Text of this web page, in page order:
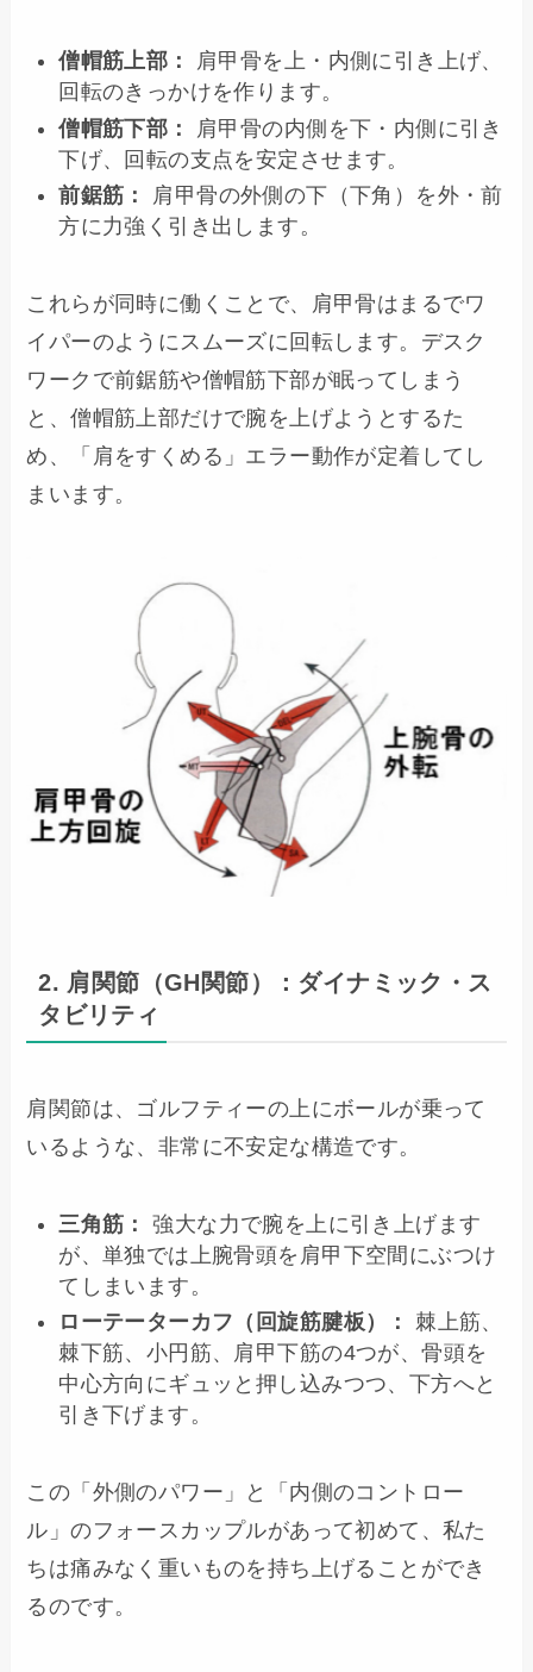
僧帽筋上部：
肩甲骨を上・内側に引き上げ、
回転のきっかけを作ります。
僧帽筋下部：
肩甲骨の内側を下・内側に引き
下げ、回転の支点を安定させます。
前鋸筋：
肩甲骨の外側の下（下角）を外・前
方に力強く引き出します。
これらが同時に働くことで、肩甲骨はまるでワ
イパーのようにスムーズに回転します。デスク
ワークで前鋸筋や僧帽筋下部が眠ってしまう
と、僧帽筋上部だけで腕を上げようとするた
め、「肩をすくめる」エラー動作が定着してし
まいます。
2. 肩関節（GH関節）：ダイナミック・ス
タビリティ
肩関節は、ゴルフティーの上にボールが乗って
いるような、非常に不安定な構造です。
三角筋：
強大な力で腕を上に引き上げます
が、単独では上腕骨頭を肩甲下空間にぶつけ
てしまいます。
ローテーターカフ（回旋筋腱板）：
棘上筋、
棘下筋、小円筋、肩甲下筋の4つが、骨頭を
中心方向にギュッと押し込みつつ、下方へと
引き下げます。
この「外側のパワー」と「内側のコントロー
ル」のフォースカップルがあって初めて、私た
ちは痛みなく重いものを持ち上げることができ
るのです。